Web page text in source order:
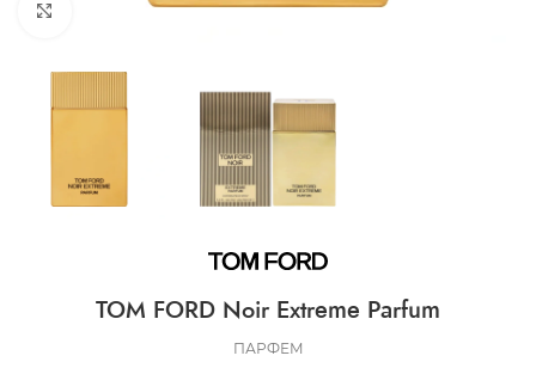
CLICK TO ENLARGE
TOM FORD Noir Extreme Parfum
ПАРФЕМ